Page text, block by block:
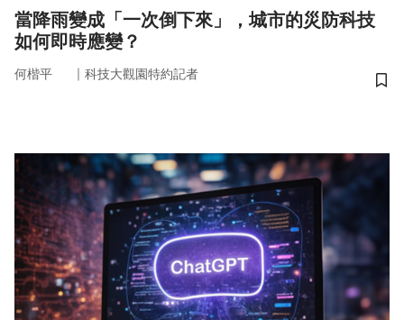
當降雨變成「一次倒下來」，城市的災防科技
如何即時應變？
何楷平 ｜ 科技大觀園特約記者
儲